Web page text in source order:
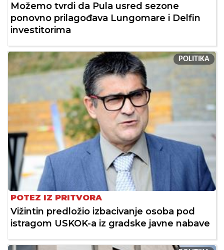
Možemo tvrdi da Pula usred sezone
ponovno prilagođava Lungomare i Delfin
investitorima
POLITIKA
POTEZ IZ PRITVORA
Vižintin predložio izbacivanje osoba pod
istragom USKOK-a iz gradske javne nabave